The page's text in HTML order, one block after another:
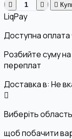
LiqPay
Доступна
Розбийте суму
переплат
Доставка в: Не
Виберіть область
щоб побачити